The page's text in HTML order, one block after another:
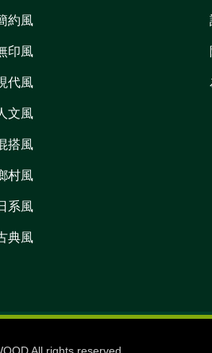
約風
印風
代風
文風
搭風
村風
系風
典風